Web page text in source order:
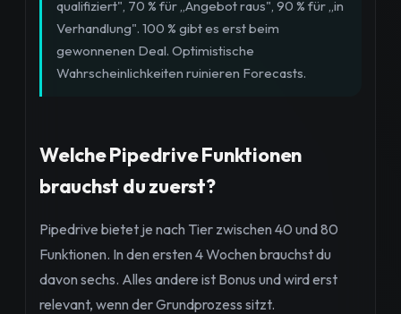
qualifiziert", 70 % für „Angebot raus", 90 % für „in
Verhandlung". 100 % gibt es erst beim
gewonnenen Deal. Optimistische
Wahrscheinlichkeiten ruinieren Forecasts.
Welche Pipedrive Funktionen
brauchst du zuerst?
Pipedrive bietet je nach Tier zwischen 40 und 80
Funktionen. In den ersten 4 Wochen brauchst du
davon sechs. Alles andere ist Bonus und wird erst
relevant, wenn der Grundprozess sitzt.